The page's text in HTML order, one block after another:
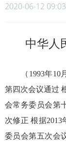
2020-06-12 09:03
中华人
（1993年10月
第四次会议通过
会常务委员会第
次修正 根据2013
委员会第五次会